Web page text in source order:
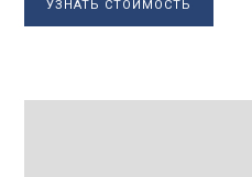
УЗНАТЬ СТОИМОСТЬ